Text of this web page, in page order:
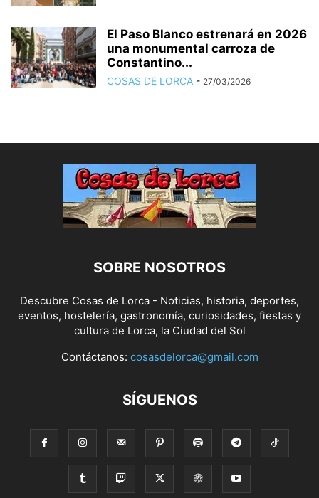
El Paso Blanco estrenará en 2026
una monumental carroza de
Constantino...
COSAS DE LORCA - 27/03/2026
SOBRE NOSOTROS
Descubre Cosas de Lorca - Noticias, historia, deportes,
eventos, hostelería, gastronomía, curiosidades, fiestas y
cultura de Lorca, la Ciudad del Sol
Contáctanos: cosasdelorca@gmail.com
SÍGUENOS